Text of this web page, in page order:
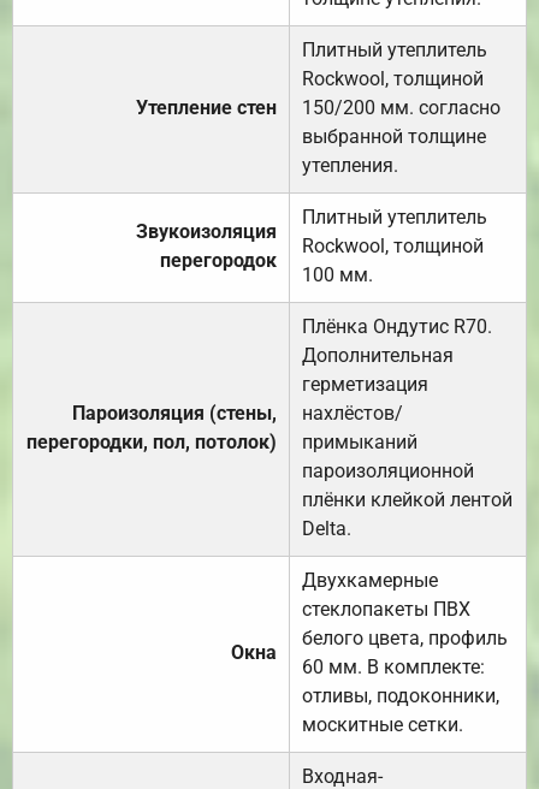
Утепление стен
Плитный утеплитель
Rockwool, толщиной
150/200 мм. согласно
выбранной толщине
утепления.
Звукоизоляция
перегородок
Плитный утеплитель
Rockwool, толщиной
100 мм.
Пароизоляция (стены,
перегородки, пол, потолок)
Плёнка Ондутис R70.
Дополнительная
герметизация
нахлёстов/
примыканий
пароизоляционной
плёнки клейкой лентой
Delta.
Окна
Двухкамерные
стеклопакеты ПВХ
белого цвета, профиль
60 мм. В комплекте:
отливы, подоконники,
москитные сетки.
Входная-